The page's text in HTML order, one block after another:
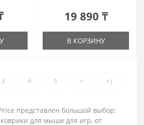
19 890 ₸
В КОРЗИНУ
3 4 5 > >|
представлен большой выбор:
для мыши для игр, от